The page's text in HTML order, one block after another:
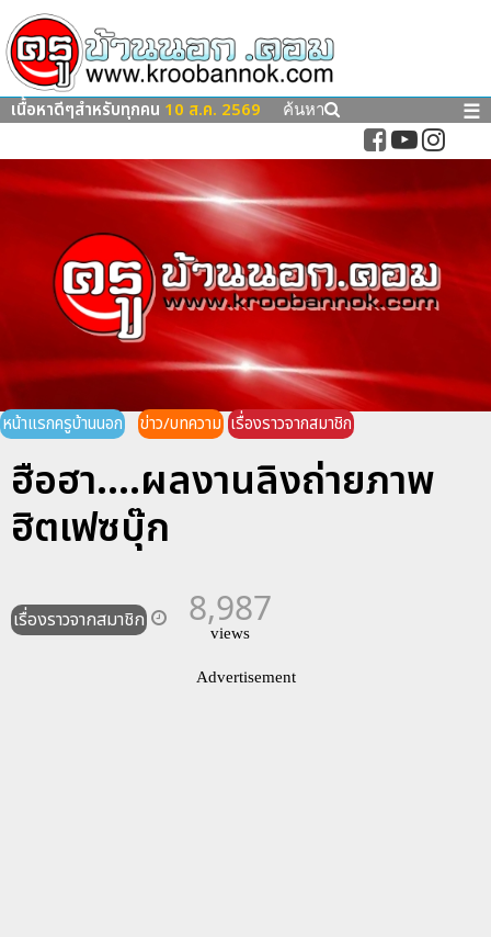
เนื้อหาดีๆสำหรับทุกคน 10 ส.ค. 2569 ค้นหา ☰
หน้าแรกครูบ้านนอก ข่าว/บทความ เรื่องราวจากสมาชิก
ฮือฮา....ผลงานลิงถ่ายภาพ
ฮิตเฟซบุ๊ก
เรื่องราวจากสมาชิก 8,987
views
Advertisement